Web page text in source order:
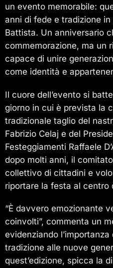
un evento memorabile:
anni di fede e tradizione
Battista. Un anniversario
commemorazione, ma un
capace di unire
come identità e
Il cuore dell’evento si
giorno in cui è prevista la
tradizionale taglio del
Fabrizio Celaj e del
Festeggiamenti Raffaele
dopo molti anni, il
collettivo di cittadini e
riportare la festa al centro
“È davvero emozionante
coinvolti”, commenta un
evidenziando
tradizione alle nuove
quest’edizione, spicca la